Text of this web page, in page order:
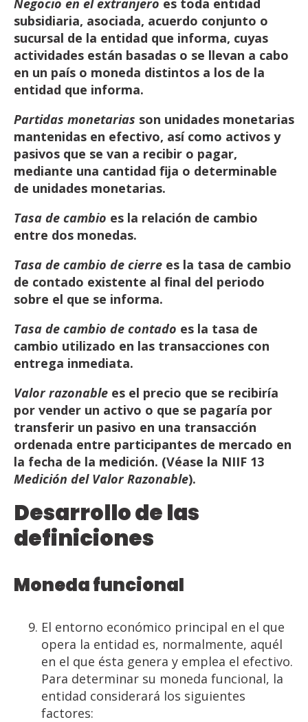
subsidiaria, asociada, acuerdo conjunto o
sucursal de la entidad que informa, cuyas
actividades están basadas o se llevan a cabo
en un país o moneda distintos a los de la
entidad que informa.
Partidas monetarias son unidades monetarias
mantenidas en efectivo, así como activos y
pasivos que se van a recibir o pagar,
mediante una cantidad fija o determinable
de unidades monetarias.
Tasa de cambio es la relación de cambio
entre dos monedas.
Tasa de cambio de cierre es la tasa de cambio
de contado existente al final del periodo
sobre el que se informa.
Tasa de cambio de contado es la tasa de
cambio utilizado en las transacciones con
entrega inmediata.
Valor razonable es el precio que se recibiría
por vender un activo o que se pagaría por
transferir un pasivo en una transacción
ordenada entre participantes de mercado en
la fecha de la medición. (Véase la NIIF 13
Medición del Valor Razonable).
Desarrollodelas
definiciones
Monedafuncional
El entorno económico principal en el que
opera la entidad es, normalmente, aquél
en el que ésta genera y emplea el efectivo.
Para determinar su moneda funcional, la
entidad considerará los siguientes
factores: